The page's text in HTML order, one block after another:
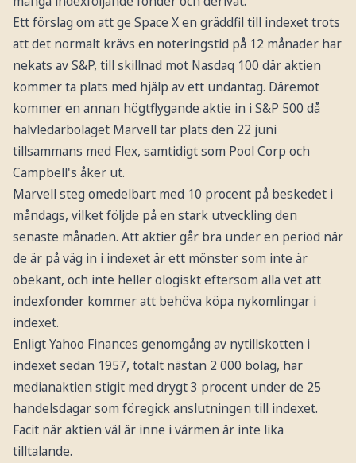
Affirm 44% -29% -40% -26% -65%
Roblox
2% 31% 22% -40% -69%
Coupang
-7% -23% -36% -65% -64%
-19% -55%
Robinhood
2% -64% -74%
-90%
Rivian
15% -36% -77% -67%
-88%
Arm
Holdings
-20% 11% 106% 132%-43%
Coreweave
5% 300% 217% 87% -65%
Median
1% 4% -9% -9% -54%
Genomsnitt4% 20% 1% 14% -55%
Källa: Truist
Ett förslag om att ge Space X en gräddfil till indexet trots
att det normalt krävs en noteringstid på 12 månader har
nekats av S&P, till skillnad mot Nasdaq 100 där aktien
kommer ta plats med hjälp av ett undantag. Däremot
kommer en annan högtflygande aktie in i S&P 500 då
halvledarbolaget Marvell tar plats den 22 juni
tillsammans med Flex, samtidigt som Pool Corp och
Campbell's åker ut.
Marvell steg omedelbart med 10 procent på beskedet i
måndags, vilket följde på en stark utveckling den
senaste månaden. Att aktier går bra under en period när
de är på väg in i indexet är ett mönster som inte är
obekant, och inte heller ologiskt eftersom alla vet att
indexfonder kommer att behöva köpa nykomlingar i
indexet.
Enligt Yahoo Finances genomgång av nytillskotten i
indexet sedan 1957, totalt nästan 2 000 bolag, har
medianaktien stigit med drygt 3 procent under de 25
handelsdagar som föregick anslutningen till indexet.
Facit när aktien väl är inne i värmen är inte lika
tilltalande.